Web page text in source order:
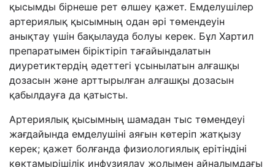
қысымды бірнеше рет өлшеу қажет. Емделушілер
артериялық қысымның одан әрі төмендеуін
анықтау үшін бақылауда болуы керек. Бұл Хартил
препаратымен біріктіріп тағайындалатын
диуретиктердің әдеттегі ұсынылатын алғашқы
дозасын және арттырылған алғашқы дозасын
қабылдауға да қатысты.
Артериялық қысымның шамадан тыс төмендеуі
жағдайында емделушіні аяғын көтеріп жатқызу
керек; қажет болғанда физиологиялық ерітіндіні
көктамырішілік инфузиялау жолымен айналымдағы